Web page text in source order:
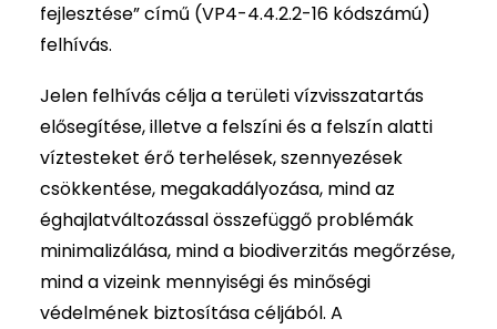
fejlesztése” című (VP4-4.4.2.2-16 kódszámú)
felhívás.
Jelen felhívás célja a területi vízvisszatartás
elősegítése, illetve a felszíni és a felszín alatti
víztesteket érő terhelések, szennyezések
csökkentése, megakadályozása, mind az
éghajlatváltozással összefüggő problémák
minimalizálása, mind a biodiverzitás megőrzése,
mind a vizeink mennyiségi és minőségi
védelmének biztosítása céljából. A